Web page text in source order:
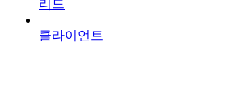
리드
클라이언트